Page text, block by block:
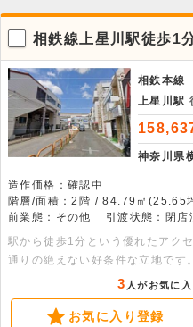
相鉄線上星川駅徒歩1
な2階貸店舗
相鉄本線
上星川駅
神奈川県
造作価格：確認中
階層/面積：2階 / 84.79㎡(25.65
前業態：その他
引渡状態：閉店
駅から徒歩1分という優れたアク
通りの絶えない好条件な立地で
面が多く開放的で、飲食店のご
として使用されていました。駅
談でき、高い視認性が期待でき
3 人がお気に
お気に入り登録